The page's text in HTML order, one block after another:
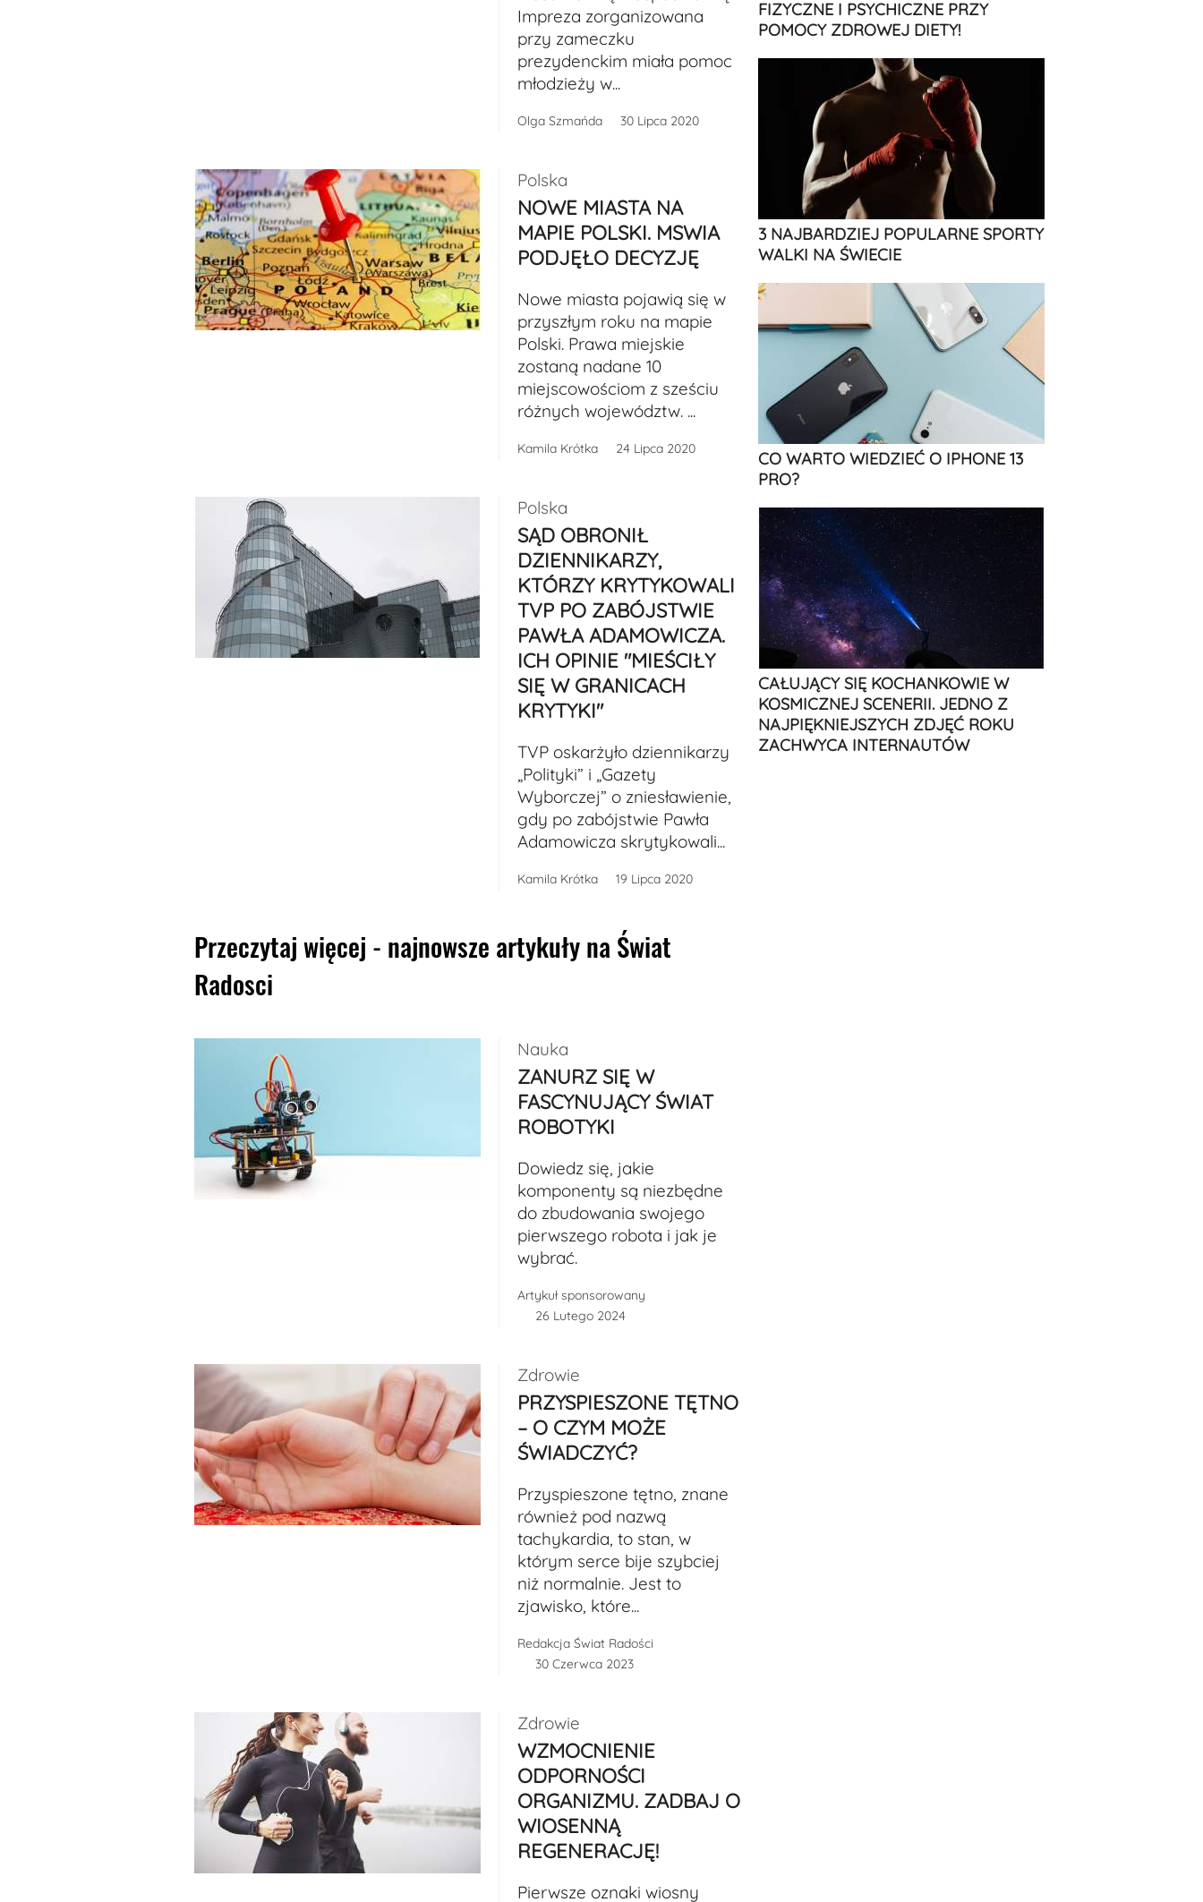
Impreza zorganizowana
przy zameczku
prezydenckim miała pomoc
młodzieży w...
Olga Szmańda 30 Lipca 2020
Polska
NOWE MIASTA NA
MAPIE POLSKI. MSWIA
PODJĘŁO DECYZJĘ
Nowe miasta pojawią się w
przyszłym roku na mapie
Polski. Prawa miejskie
zostaną nadane 10
miejscowościom z sześciu
różnych województw. ...
Kamila Krótka 24 Lipca 2020
Polska
SĄD OBRONIŁ
DZIENNIKARZY,
KTÓRZY KRYTYKOWALI
TVP PO ZABÓJSTWIE
PAWŁA ADAMOWICZA.
ICH OPINIE "MIEŚCIŁY
SIĘ W GRANICACH
KRYTYKI"
TVP oskarżyło dziennikarzy
„Polityki” i „Gazety
Wyborczej” o zniesławienie,
gdy po zabójstwie Pawła
Adamowicza skrytykowali...
Kamila Krótka 19 Lipca 2020
Przeczytaj więcej - najnowsze artykuły na Świat
Radosci
Nauka
ZANURZ SIĘ W
FASCYNUJĄCY ŚWIAT
ROBOTYKI
Dowiedz się, jakie
komponenty są niezbędne
do zbudowania swojego
pierwszego robota i jak je
wybrać.
Artykuł sponsorowany
26 Lutego 2024
Zdrowie
PRZYSPIESZONE TĘTNO
– O CZYM MOŻE
ŚWIADCZYĆ?
Przyspieszone tętno, znane
również pod nazwą
tachykardia, to stan, w
którym serce bije szybciej
niż normalnie. Jest to
zjawisko, które...
Redakcja Świat Radości
30 Czerwca 2023
Zdrowie
WZMOCNIENIE
ODPORNOŚCI
ORGANIZMU. ZADBAJ O
WIOSENNĄ
REGENERACJĘ!
Pierwsze oznaki wiosny
FIZYCZNE I PSYCHICZNE PRZY
POMOCY ZDROWEJ DIETY!
3 NAJBARDZIEJ POPULARNE SPORTY
WALKI NA ŚWIECIE
CO WARTO WIEDZIEĆ O IPHONE 13
PRO?
CAŁUJĄCY SIĘ KOCHANKOWIE W
KOSMICZNEJ SCENERII. JEDNO Z
NAJPIĘKNIEJSZYCH ZDJĘĆ ROKU
ZACHWYCA INTERNAUTÓW